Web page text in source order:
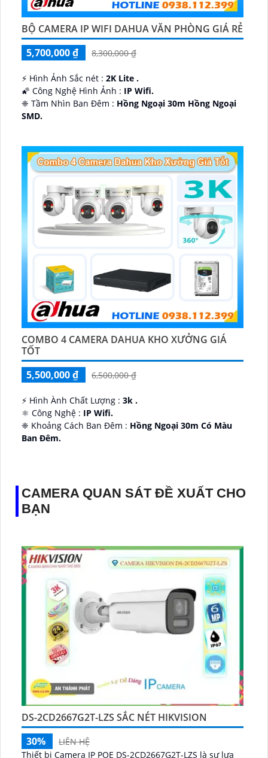
BỘ CAMERA IP WIFI DAHUA VĂN PHÒNG GIÁ RẺ
5,700,000 ₫
8,300,000 ₫
️⚡ Hình Ảnh Sắc nét : 2K Lite .
🌠 Công Nghệ Hình Ảnh : IP Wifi.
❈ Tầm Nhìn Ban Đêm : Hồng Ngoại 30m Hồng Ngoại
SMD.
COMBO 4 CAMERA DAHUA KHO XƯỞNG GIÁ
TỐT
5,500,000 ₫
6,500,000 ₫
️⚡ Hình Ành Chất Lượng : 3k .
⚛️ Công Nghệ : IP Wifi.
❈ Khoảng Cách Ban Đêm : Hồng Ngoại 30m Có Màu
Ban Ðêm.
CAMERA QUAN SÁT ĐỀ XUẤT CHO
BẠN
DS-2CD2667G2T-LZS SẮC NÉT HIKVISION
30%
LIÊN HỆ
Thiết bị Camera IP POE DS-2CD2667G2T-LZS là sự lựa